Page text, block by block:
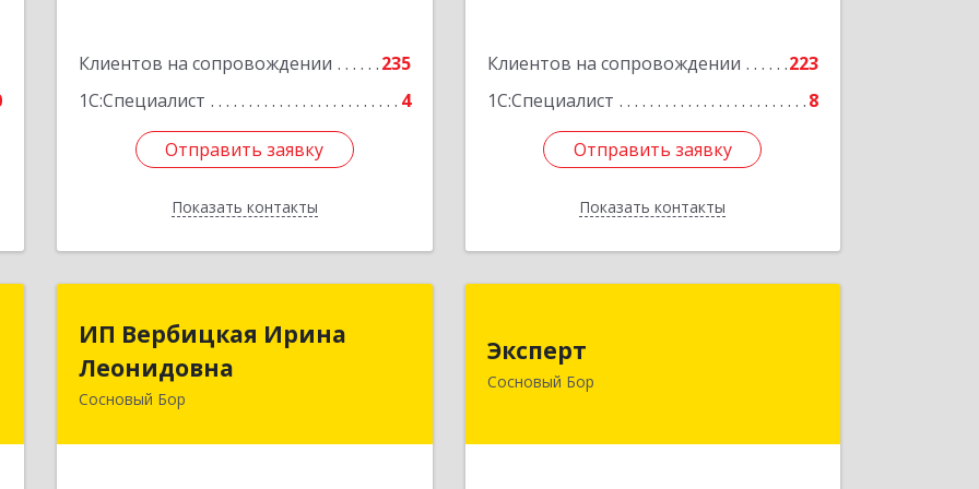
Клиентов на сопровождении
235
1С:Специалист
4
Отправить заявку
Показать контакты
Отправить заявку
Назад
Клиентов на сопровождении
223
1С:Специалист
8
Отправить заявку
Показать контакты
Отправить заявку
Назад
ИП Вербицкая Ирина
Леонидовна
Сосновый Бор
ИП Вербицкая Ирина
Леонидовна
189540, Сосновый Бор г, Героев пр-кт,
Эксперт
Сосновый Бор
188544, Ленинградская обл, Сосновый
Бор г, 50 лет Октября ул, дом № 1
Подробнее